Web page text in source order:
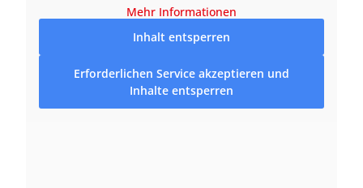
Mehr Informationen
Inhalt entsperren
Erforderlichen Service akzeptieren und
Inhalte entsperren